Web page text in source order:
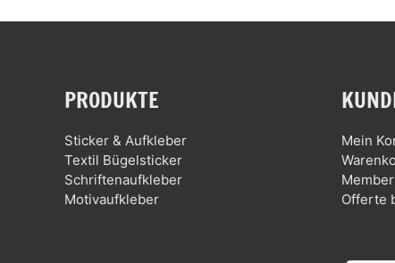
PRODUKTE
Sticker & Aufkleber
Textil Bügelsticker
Schriftenaufkleber
Motivaufkleber
Mein
Offerte